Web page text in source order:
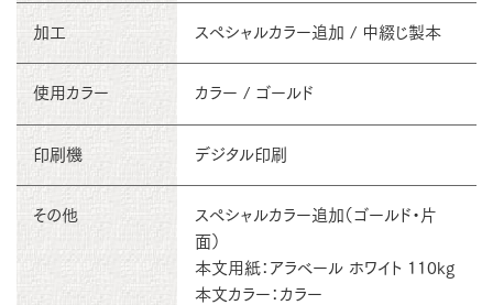
加工 スペシャルカラー追加 / 中綴じ製本
使用カラー カラー / ゴールド
印刷機 デジタル印刷
その他
スペシャルカラー追加（ゴールド・片
面）
本文用紙：アラベール ホワイト 110kg
本文カラー：カラー